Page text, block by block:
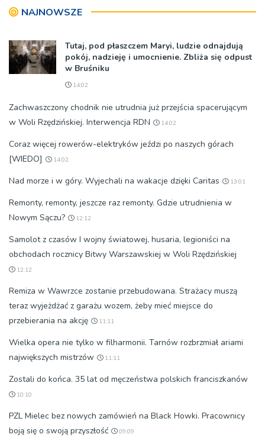
do przebierania na akcję
NAJNOWSZE
Tutaj, pod płaszczem Maryi, ludzie odnajdują
pokój, nadzieję i umocnienie. Zbliża się odpust
w Bruśniku
14:02
Zachwaszczony chodnik nie utrudnia już przejścia spacerującym
w Woli Rzędzińskiej. Interwencja RDN
14:02
Coraz więcej rowerów-elektryków jeździ po naszych górach
[WIEDO]
14:02
Nad morze i w góry. Wyjechali na wakacje dzięki Caritas 13:01
Remonty, remonty, jeszcze raz remonty. Gdzie utrudnienia w
Nowym Sączu?
12:12
Samolot z czasów I wojny światowej, husaria, legioniści na
obchodach rocznicy Bitwy Warszawskiej w Woli Rzędzińskiej
12:12
Remiza w Wawrzce zostanie przebudowana. Strażacy muszą
teraz wyjeżdżać z garażu wozem, żeby mieć miejsce do
przebierania na akcję
11:11
Wielka opera nie tylko w filharmonii. Tarnów rozbrzmiał ariami
największych mistrzów
11:11
Zostali do końca. 35 lat od męczeństwa polskich franciszkanów
10:10
PZL Mielec bez nowych zamówień na Black Howki. Pracownicy
boją się o swoją przyszłość
09:09